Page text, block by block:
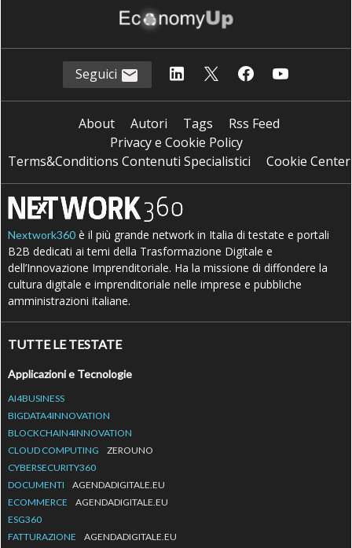
Seguici
About Autori Tags
Rss Feed
Privacy e Cookie Policy
Terms&Conditions Contenuti Specialistici
Cookie Center
Nextwork360 è il più grande network in Italia di testate e portali
B2B dedicati ai temi della Trasformazione Digitale e
dell’Innovazione Imprenditoriale. Ha la missione di diffondere la
cultura digitale e imprenditoriale nelle imprese e pubbliche
amministrazioni italiane.
TUTTE LE TESTATE
Applicazioni e Tecnologie
AI4BUSINESS
BIGDATA4INNOVATION
BLOCKCHAIN4INNOVATION
CLOUD COMPUTING
ZEROUNO
CYBERSECURITY360
DOCUMENTI
AGENDADIGITALE.EU
ECOMMERCE
AGENDADIGITALE.EU
ESG360
FATTURAZIONE
AGENDADIGITALE.EU